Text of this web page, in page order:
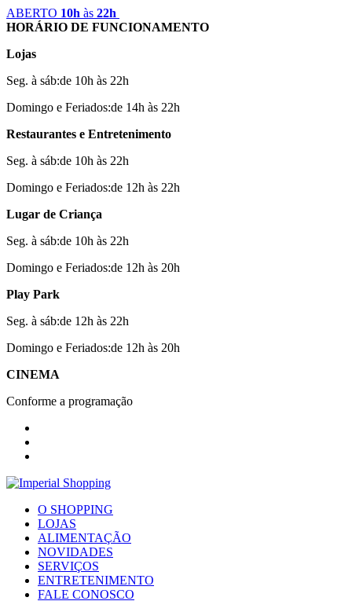
ABERTO 10h às 22h
HORÁRIO DE FUNCIONAMENTO
Lojas
Seg. à sáb:de 10h às 22h
Domingo e Feriados:de 14h às 22h
Restaurantes e Entretenimento
Seg. à sáb:de 10h às 22h
Domingo e Feriados:de 12h às 22h
Lugar de Criança
Seg. à sáb:de 10h às 22h
Domingo e Feriados:de 12h às 20h
Play Park
Seg. à sáb:de 12h às 22h
Domingo e Feriados:de 12h às 20h
CINEMA
Conforme a programação
O SHOPPING
LOJAS
ALIMENTAÇÃO
NOVIDADES
SERVIÇOS
ENTRETENIMENTO
FALE CONOSCO